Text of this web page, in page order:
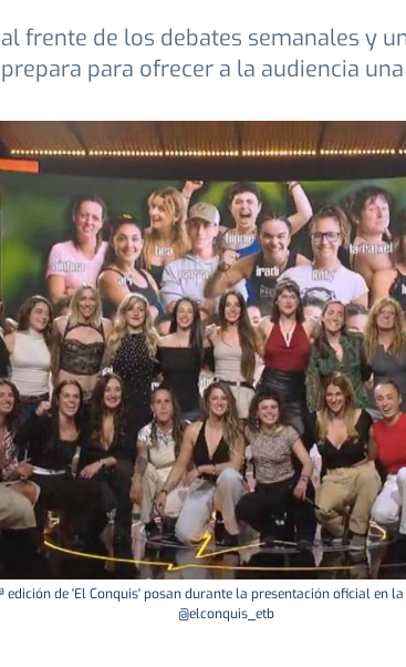
frente de los debates semanales y
para ofrecer a la audiencia
edición de 'El Conquis' posan durante la presentación oficial en
@elconquis_etb